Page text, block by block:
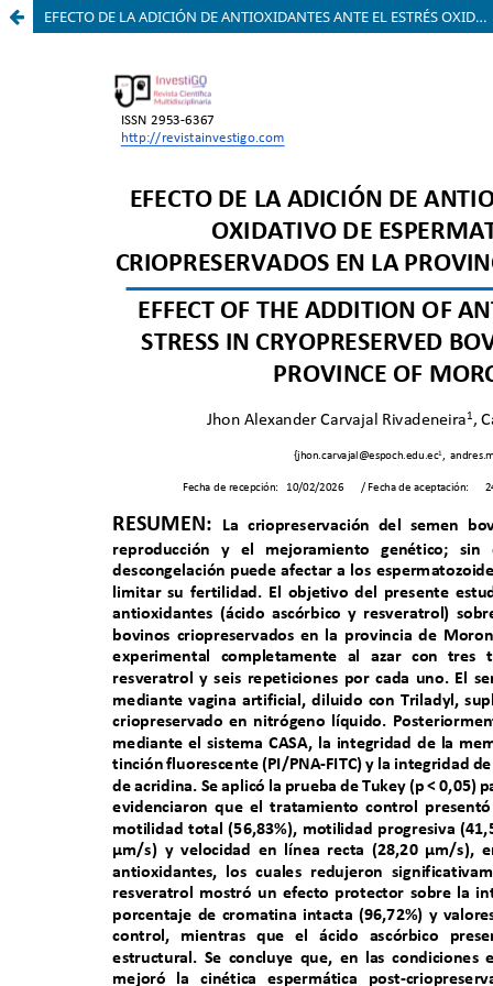
EFECTO DE LA ADICIÓN DE ANTIOXIDANTES ANTE EL ESTRÉS OXIDATIVO DE ESPERMATOZOIDES BOVINOS CRIOPRESERVADOS EN LA PROVINCIA DE MORONA SANTIAGO